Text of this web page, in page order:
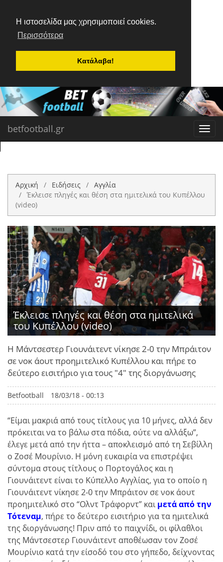
Η ιστοσελίδα μας χρησιμοποιεί cookies.
Περισσότερα
Κατάλαβα!
betfootball.gr
Αρχική Ειδήσεις
Αγγλία
Έκλεισε πληγές και θέση στα ημιτελικά του Κυπέλλου
(video)
Έκλεισε πληγές και θέση στα ημιτελικά
του Κυπέλλου (video)
Η Μάντσεστερ Γιουνάιτεντ νίκησε 2-0 την Μπράιτον
σε νοκ άουτ προημιτελικό Κυπέλλου και πήρε το
δεύτερο εισιτήριο για τους "4" της διοργάνωσης
Betfootball 18/03/18 - 00:13
“Είμαι μακριά από τους τίτλους για 10 μήνες, αλλά δεν
πρόκειται να το βάλω στα πόδια, ούτε να αλλάξω”,
έλεγε μετά από την ήττα – αποκλεισμό από τη Σεβίλλη
ο Ζοσέ Μουρίνιο. Η μόνη ευκαιρία να επιστρέψει
σύντομα στους τίτλους ο Πορτογάλος και η
Γιουνάιτεντ είναι το Κύπελλο Αγγλίας, για το οποίο η
Γιουνάιτεντ νίκησε 2-0 την Μπράιτον σε νοκ άουτ
προημιτελικό στο “Ολντ Τράφορντ” και μετά από την
Τότεναμ, πήρε το δεύτερο εισιτήριο για τα ημιτελικά
της διοργάνωσης! Πριν από το παιχνίδι, οι φίλαθλοι
της Μάντσεστερ Γιουνάιτεντ αποθέωσαν τον Ζοσέ
Μουρίνιο κατά την είσοδό του στο γήπεδο, δείχνοντας